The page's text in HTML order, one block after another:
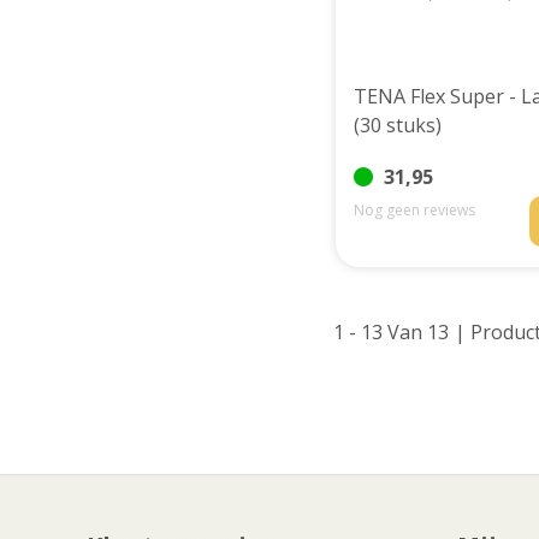
TENA Flex Super -
(30 stuks)
31,95
Nog geen reviews
1 - 13 Van 13 |